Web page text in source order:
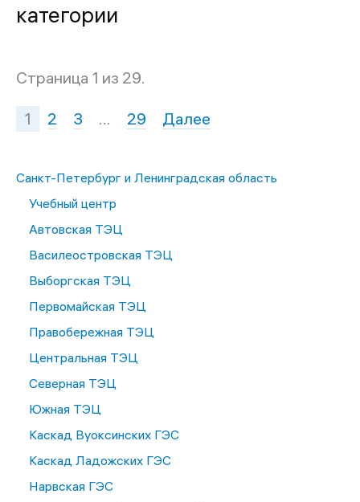
категории
Страница 1 из 29.
1 2 3 … 29 Далее
Санкт-Петербург и Ленинградская область
Учебный центр
Автовская ТЭЦ
Василеостровская ТЭЦ
Выборгская ТЭЦ
Первомайская ТЭЦ
Правобережная ТЭЦ
Центральная ТЭЦ
Северная ТЭЦ
Южная ТЭЦ
Каскад Вуоксинских ГЭС
Каскад Ладожских ГЭС
Нарвская ГЭС